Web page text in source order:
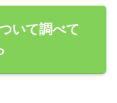
いて調べて